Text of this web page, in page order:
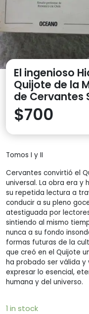
El ingenioso
Quijote de la
de Cervantes
$700
Tomos I y II
Cervantes convirtió el
universal. La obra era y
su repetida lectura a
conducir a su pleno
atestiguada por
sintiendo al mismo
nunca a su fondo
formas futuras de la
que creó en el Quijote
ha probado ser válida
expresar lo esencial,
humana y del universo.
1 in stock